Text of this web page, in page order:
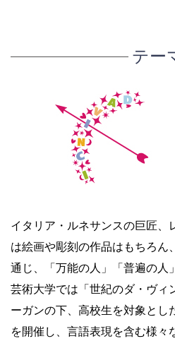
テー
イタリア・ルネサンスの巨匠、
は絵画や彫刻の作品はもちろん
通じ、「万能の人」「普遍の人
芸術大学では「世紀のダ・ヴィ
ーガンの下、高校生を対象とし
を開催し、言語表現を含む様々